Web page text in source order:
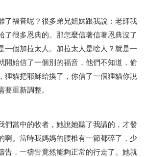
研習會01 - 醫治釋放
研習會01 - 得著命定成為祝福
啟示
研習會01 - 教會的牧養
研習會02 - 如何查聖經
為祝福
啟示
研習會02 - 教會的牧養
了福音呢？很多弟兄姐妹跟我說：老師我
了很多恩典的。那怎麼信著信著恩典沒了
一個加拉太人。加拉太人是啥人？就是一
開始信了一個別的福音，他們不知道，偷
狸貓把耶穌給換了，你信了一個狸貓你說
重新調整。
們當中的牧者，她說她聽了我講的，才發
啊。當時我媽媽的腰椎有一節都碎了，少
告，一禱告竟然能夠正常的行走了。她就